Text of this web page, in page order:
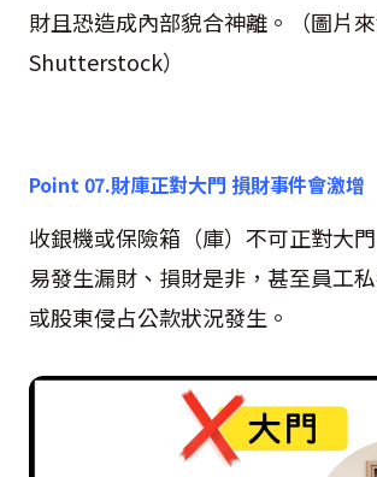
財且恐造成內部貌合神離。（圖片
Shutterstock）
Point 07.財庫正對大門 損財事件會激增
收銀機或保險箱（庫）不可正對大
易發生漏財、損財是非，甚至員工
或股東侵占公款狀況發生。